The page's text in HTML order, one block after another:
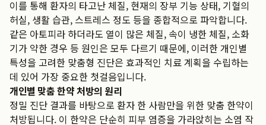
이를 통해 환자의 타고난 체질, 현재의 장부 기능 상태, 기혈의
허실, 생활 습관, 스트레스 정도 등을 종합적으로 파악합니다.
같은 아토피라 하더라도 열이 많은 체질, 속이 냉한 체질, 소화
기가 약한 경우 등 원인은 모두 다르기 때문에, 이러한 개인별
특성을 고려한 맞춤형 진단은 효과적인 치료 계획을 수립하는
데 있어 가장 중요한 첫걸음입니다.
개인별 맞춤 한약 처방의 원리
정밀 진단 결과를 바탕으로 환자 한 사람만을 위한 맞춤 한약이
처방됩니다. 이 한약은 단순히 피부 염증을 가라앉히는 소염 작